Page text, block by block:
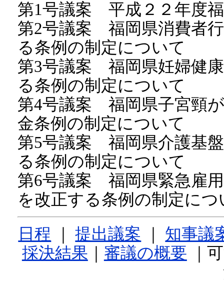
第1号議案 平成２２年度
第2号議案 福岡県消費者
る条例の制定について
第3号議案 福岡県妊婦健
る条例の制定について
第4号議案 福岡県子宮頸
金条例の制定について
第5号議案 福岡県介護基
る条例の制定について
第6号議案 福岡県緊急雇
を改正する条例の制定につ
日程 ｜提出議案
知事議
採決結果
審議の概要 ｜